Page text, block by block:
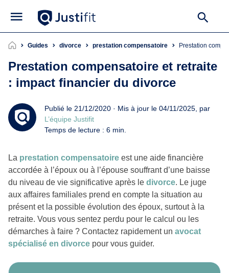
Guides divorce prestation compensatoire Prestation
Prestation compensatoire et retraite
: impact financier du divorce
Publié le 21/12/2020 · Mis à jour le 04/11/2025, par
L’équipe Justifit
Temps de lecture : 6 min.
La prestation compensatoire est une aide financière
accordée à l’époux ou à l’épouse souffrant d’une baisse
du niveau de vie significative après le divorce. Le juge
aux affaires familiales prend en compte la situation au
présent et la possible évolution des époux, surtout à la
retraite. Vous vous sentez perdu pour le calcul ou les
démarches à faire ? Contactez rapidement un avocat
spécialisé en divorce pour vous guider.